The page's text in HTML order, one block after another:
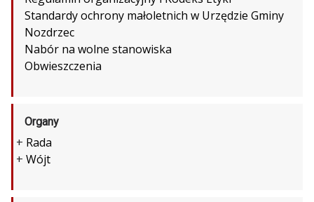
Standardy ochrony małoletnich w Urzędzie Gminy
Nozdrzec
Nabór na wolne stanowiska
Obwieszczenia
Organy
+ Rada
+ Wójt